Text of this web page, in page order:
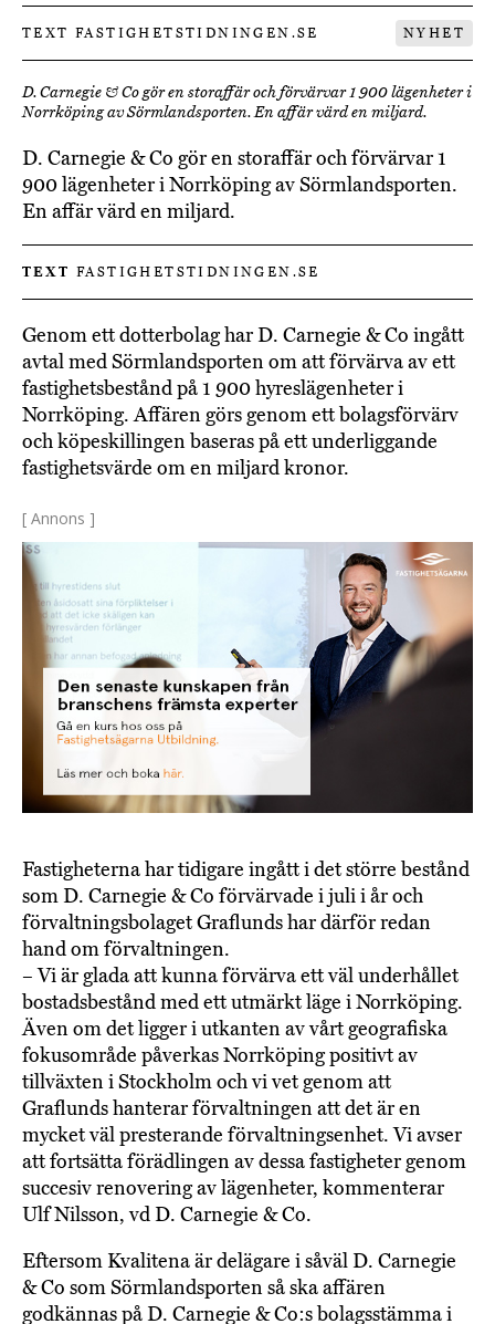
TEXT FASTIGHETSTIDNINGEN.SE NYHET
D. Carnegie & Co gör en storaffär och förvärvar 1 900 lägenheter i
Norrköping av Sörmlandsporten. En affär värd en miljard.
D. Carnegie & Co gör en storaffär och förvärvar 1
900 lägenheter i Norrköping av Sörmlandsporten.
En affär värd en miljard.
TEXT FASTIGHETSTIDNINGEN.SE
Genom ett dotterbolag har D. Carnegie & Co ingått
avtal med Sörmlandsporten om att förvärva av ett
fastighetsbestånd på 1 900 hyreslägenheter i
Norrköping. Affären görs genom ett bolagsförvärv
och köpeskillingen baseras på ett underliggande
fastighetsvärde om en miljard kronor.
[ Annons ]
Fastigheterna har tidigare ingått i det större bestånd
som D. Carnegie & Co förvärvade i juli i år och
förvaltningsbolaget Graflunds har därför redan
hand om förvaltningen.
– Vi är glada att kunna förvärva ett väl underhållet
bostadsbestånd med ett utmärkt läge i Norrköping.
Även om det ligger i utkanten av vårt geografiska
fokusområde påverkas Norrköping positivt av
tillväxten i Stockholm och vi vet genom att
Graflunds hanterar förvaltningen att det är en
mycket väl presterande förvaltningsenhet. Vi avser
att fortsätta förädlingen av dessa fastigheter genom
succesiv renovering av lägenheter, kommenterar
Ulf Nilsson, vd D. Carnegie & Co.
Eftersom Kvalitena är delägare i såväl D. Carnegie
& Co som Sörmlandsporten så ska affären
godkännas på D. Carnegie & Co:s bolagsstämma i